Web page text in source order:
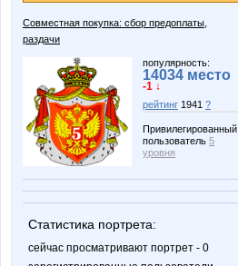
Совместная покупка: сбор предоплаты,
раздачи
популярность:
14034 место
-1 ↓
рейтинг 1941 ?
Привилегированный
пользователь 5
уровня
Статистика портрета:
сейчас просматривают портрет - 0